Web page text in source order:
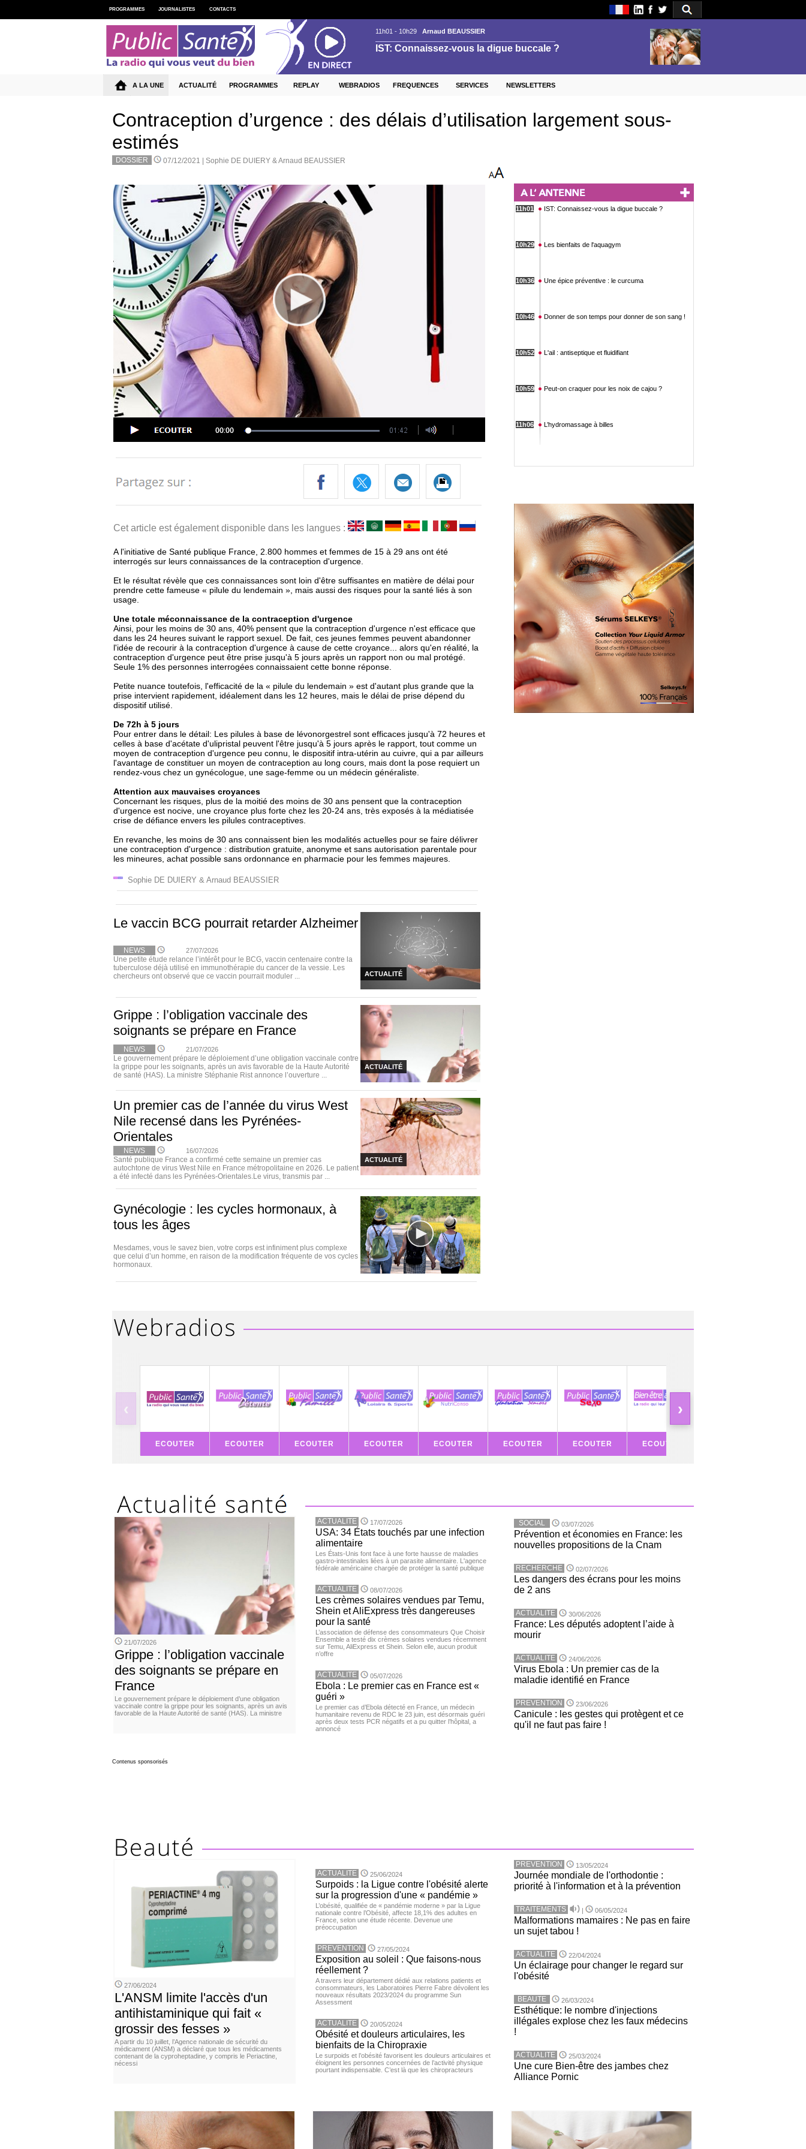
Contraception d’urgence : des délais d’utilisation largement sous-
estimés
DOSSIER 07/12/2021 | Sophie DE DUIERY & Arnaud BEAUSSIER
Cet article est également disponible dans les langues :
A l'initiative de Santé publique France, 2.800 hommes et femmes de 15 à 29 ans ont été
interrogés sur leurs connaissances de la contraception d'urgence.
Et le résultat révèle que ces connaissances sont loin d'être suffisantes en matière de délai pour
prendre cette fameuse « pilule du lendemain », mais aussi des risques pour la santé liés à son
usage.
Une totale méconnaissance de la contraception d'urgence
Ainsi, pour les moins de 30 ans, 40% pensent que la contraception d'urgence n'est efficace que
dans les 24 heures suivant le rapport sexuel. De fait, ces jeunes femmes peuvent abandonner
l'idée de recourir à la contraception d'urgence à cause de cette croyance... alors qu'en réalité, la
contraception d'urgence peut être prise jusqu'à 5 jours après un rapport non ou mal protégé.
Seule 1% des personnes interrogées connaissaient cette bonne réponse.
Petite nuance toutefois, l'efficacité de la « pilule du lendemain » est d'autant plus grande que la
prise intervient rapidement, idéalement dans les 12 heures, mais le délai de prise dépend du
dispositif utilisé.
De 72h à 5 jours
Pour entrer dans le détail: Les pilules à base de lévonorgestrel sont efficaces jusqu'à 72 heures et
celles à base d'acétate d'ulipristal peuvent l'être jusqu'à 5 jours après le rapport, tout comme un
moyen de contraception d'urgence peu connu, le dispositif intra-utérin au cuivre, qui a par ailleurs
l'avantage de constituer un moyen de contraception au long cours, mais dont la pose requiert un
rendez-vous chez un gynécologue, une sage-femme ou un médecin généraliste.
Attention aux mauvaises croyances
Concernant les risques, plus de la moitié des moins de 30 ans pensent que la contraception
d'urgence est nocive, une croyance plus forte chez les 20-24 ans, très exposés à la médiatisée
crise de défiance envers les pilules contraceptives.
En revanche, les moins de 30 ans connaissent bien les modalités actuelles pour se faire délivrer
une contraception d'urgence : distribution gratuite, anonyme et sans autorisation parentale pour
les mineures, achat possible sans ordonnance en pharmacie pour les femmes majeures.
Sophie DE DUIERY & Arnaud BEAUSSIER
Le vaccin BCG pourrait retarder Alzheimer
ACTUALITÉ
NEWS 27/07/2026
Une petite étude relance l’intérêt pour le BCG, vaccin centenaire contre la
tuberculose déjà utilisé en immunothérapie du cancer de la vessie. Les
chercheurs ont observé que ce vaccin pourrait moduler ...
Grippe : l’obligation vaccinale des
soignants se prépare en France
ACTUALITÉ
NEWS 21/07/2026
Le gouvernement prépare le déploiement d’une obligation vaccinale contre
la grippe pour les soignants, après un avis favorable de la Haute Autorité
de santé (HAS). La ministre Stéphanie Rist annonce l’ouverture ...
Un premier cas de l’année du virus West
Nile recensé dans les Pyrénées-
Orientales
ACTUALITÉ
NEWS 16/07/2026
Santé publique France a confirmé cette semaine un premier cas
autochtone de virus West Nile en France métropolitaine en 2026. Le patient
a été infecté dans les Pyrénées-Orientales.Le virus, transmis par ...
Gynécologie : les cycles hormonaux, à
tous les âges
Mesdames, vous le savez bien, votre corps est infiniment plus complexe
que celui d’un homme, en raison de la modification fréquente de vos cycles
hormonaux.
‹ ›
ECOUTER ECOUTER ECOUTER ECOUTER ECOUTER ECOUTER ECOUTER ECOUTER
21/07/2026
Grippe : l’obligation vaccinale
des soignants se prépare en
France
Le gouvernement prépare le déploiement d’une obligation
vaccinale contre la grippe pour les soignants, après un avis
favorable de la Haute Autorité de santé (HAS). La ministre
ACTUALITE 17/07/2026
USA: 34 États touchés par une infection
alimentaire
Les États-Unis font face à une forte hausse de maladies
gastro-intestinales liées à un parasite alimentaire. L'agence
fédérale américaine chargée de protéger la santé publique
ACTUALITE 08/07/2026
Les crèmes solaires vendues par Temu,
Shein et AliExpress très dangereuses
pour la santé
L’association de défense des consommateurs Que Choisir
Ensemble a testé dix crèmes solaires vendues récemment
sur Temu, AliExpress et Shein. Selon elle, aucun produit
n’offre
ACTUALITE 05/07/2026
Ebola : Le premier cas en France est «
guéri »
Le premier cas d’Ebola détecté en France, un médecin
humanitaire revenu de RDC le 23 juin, est désormais guéri
après deux tests PCR négatifs et a pu quitter l’hôpital, a
annoncé
SOCIAL 03/07/2026
Prévention et économies en France: les
nouvelles propositions de la Cnam
RECHERCHE 02/07/2026
Les dangers des écrans pour les moins
de 2 ans
ACTUALITE 30/06/2026
France: Les députés adoptent l’aide à
mourir
ACTUALITE 24/06/2026
Virus Ebola : Un premier cas de la
maladie identifié en France
PREVENTION 23/06/2026
Canicule : les gestes qui protègent et ce
qu'il ne faut pas faire !
Contenus sponsorisés
27/06/2024
L'ANSM limite l'accès d'un
antihistaminique qui fait «
grossir des fesses »
A partir du 10 juillet, l’Agence nationale de sécurité du
médicament (ANSM) a déclaré que tous les médicaments
contenant de la cyproheptadine, y compris le Periactine,
nécessi
ACTUALITE 25/06/2024
Surpoids : la Ligue contre l'obésité alerte
sur la progression d'une « pandémie »
L’obésité, qualifiée de « pandémie moderne » par la Ligue
nationale contre l’Obésité, affecte 18,1% des adultes en
France, selon une étude récente. Devenue une
préoccupation
PREVENTION 27/05/2024
Exposition au soleil : Que faisons-nous
réellement ?
A travers leur département dédié aux relations patients et
consommateurs, les Laboratoires Pierre Fabre dévoilent les
nouveaux résultats 2023/2024 du programme Sun
Assessment
ACTUALITE 20/05/2024
Obésité et douleurs articulaires, les
bienfaits de la Chiropraxie
Le surpoids et l’obésité favorisent les douleurs articulaires et
éloignent les personnes concernées de l’activité physique
pourtant indispensable. C’est là que les chiropracteurs
PREVENTION 13/05/2024
Journée mondiale de l'orthodontie :
priorité à l'information et à la prévention
TRAITEMENTS | 06/05/2024
Malformations mamaires : Ne pas en faire
un sujet tabou !
ACTUALITE 22/04/2024
Un éclairage pour changer le regard sur
l'obésité
BEAUTE 26/03/2024
Esthétique: le nombre d'injections
illégales explose chez les faux médecins
!
ACTUALITE 25/03/2024
Une cure Bien-être des jambes chez
Alliance Pornic
PROGRAMMES JOURNALISTES CONTACTS
A LA UNE ACTUALITÉ PROGRAMMES REPLAY WEBRADIOS FREQUENCES SERVICES NEWSLETTERS